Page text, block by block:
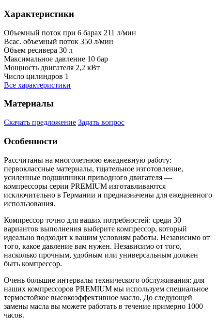
Характеристики
Объемный поток при 6 барах 211 л/мин
Всас. объемный поток 350 л/мин
Объем ресивера 30 л
Максимальное давление 10 бар
Мощность двигателя 2,2 кВт
Число цилиндров 1
Все характеристики
Материалы
Скачать предложение Задать вопрос
Особенности
Рассчитаны на многолетнюю ежедневную работу:
первоклассные материалы, тщательное изготовление,
усиленные подшипники приводного двигателя —
компрессоры серии PREMIUM изготавливаются
исключительно в Германии и предназначены для ежедневного
использования.
Компрессор точно для ваших потребностей: среди 30
вариантов выполнения выберите компрессор, который
идеально подходит к вашим условиям работы. Независимо от
того, какое давление вам нужен. Независимо от того,
насколько прочным, удобным или универсальным должен
быть компрессор.
Очень большие интервалы технического обслуживания: для
наших компрессоров PREMIUM мы используем специальное
термостойкое высокоэффективное масло. До следующей
замены масла вы можете работать в течение примерно 1000
часов.